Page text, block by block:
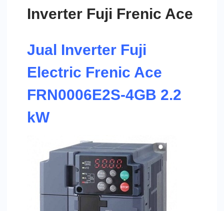
Inverter Fuji Frenic Ace
Jual Inverter Fuji
Electric Frenic Ace
FRN0006E2S-4GB 2.2
kW